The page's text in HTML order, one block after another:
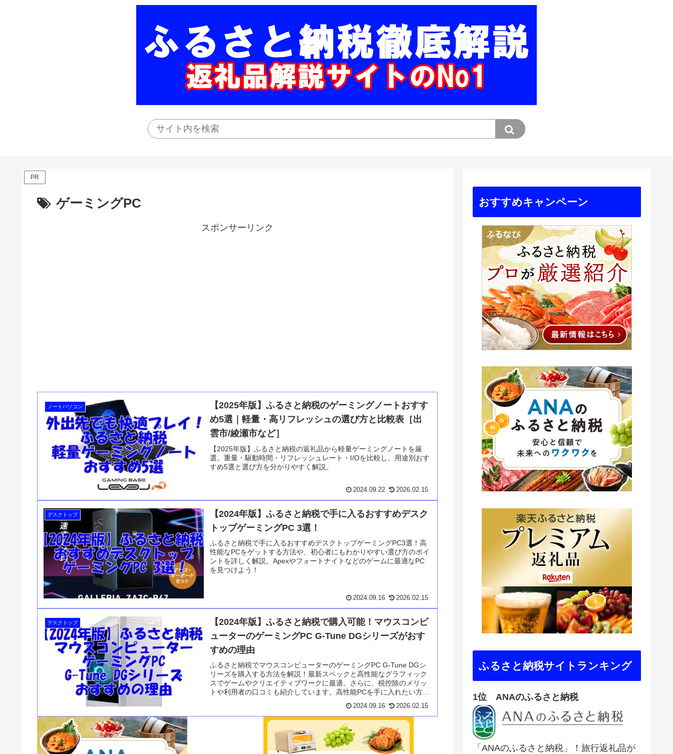
PR
ゲーミングPC
スポンサーリンク
ノートパソコン
【2025年版】ふるさと納税のゲーミングノートおすす
め5選｜軽量・高リフレッシュの選び方と比較表［出
雲市/綾瀬市など］
【2025年版】ふるさと納税の返礼品から軽量ゲーミングノートを厳
選。重量・駆動時間・リフレッシュレート・I/Oを比較し、用途別おす
すめ5選と選び方を分かりやすく解説。
2024.09.22 2026.02.15
デスクトップ
【2024年版】ふるさと納税で手に入るおすすめデスク
トップゲーミングPC 3選！
ふるさと納税で手に入るおすすめデスクトップゲーミングPC3選！高
性能なPCをゲットする方法や、初心者にもわかりやすい選び方のポイ
ントを詳しく解説。Apexやフォートナイトなどのゲームに最適なPC
を見つけよう！
2024.09.16 2026.02.15
デスクトップ
【2024年版】ふるさと納税で購入可能！マウスコンピ
ューターのゲーミングPC G-Tune DGシリーズがおす
すめの理由
ふるさと納税でマウスコンピューターのゲーミングPC G-Tune DGシ
リーズを購入する方法を解説！最新スペックと高性能なグラフィック
スでゲームやクリエイティブワークに最適。さらに、税控除のメリッ
トや利用者の口コミも紹介しています。高性能PCを手に入れたい方に
2024.09.16 2026.02.15
おすすめキャンペーン
ふるさと納税サイトランキング
1位 ANAのふるさと納税
「ANAのふるさと納税」！旅行返礼品が